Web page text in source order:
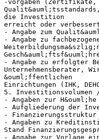
-vorgaben (Zertifikate,
die Investition
erreicht oder
- Angabe zum
- Angabe zu
- Angabe zu erfolgter
Unternehmensberater,
&ouml;ffentlichen
Einrichtungen (IHK,
5. Investitionsvolumen
- Angaben zur
- Aufgliederung der
- Finanzierungsstruktur
- Angaben zu
Stand
- Angabe zur Vorlage